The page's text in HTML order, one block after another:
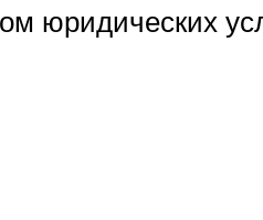
юридических